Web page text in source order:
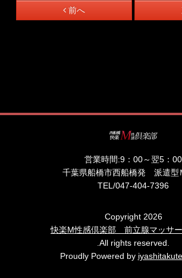
前へ
営業時間:9：00～翌5：00
千葉県船橋市西船橋発 派遣型
TEL/047-404-7396
Copyright 2026
快楽M性感倶楽部 前立腺マッサ
.All rights reserved.
Proudly Powered by